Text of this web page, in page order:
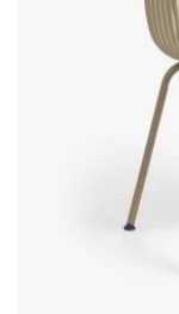
kleuren om uw
van 2 (prijs per
buitenshuis.
gegalvaniseerd staal.